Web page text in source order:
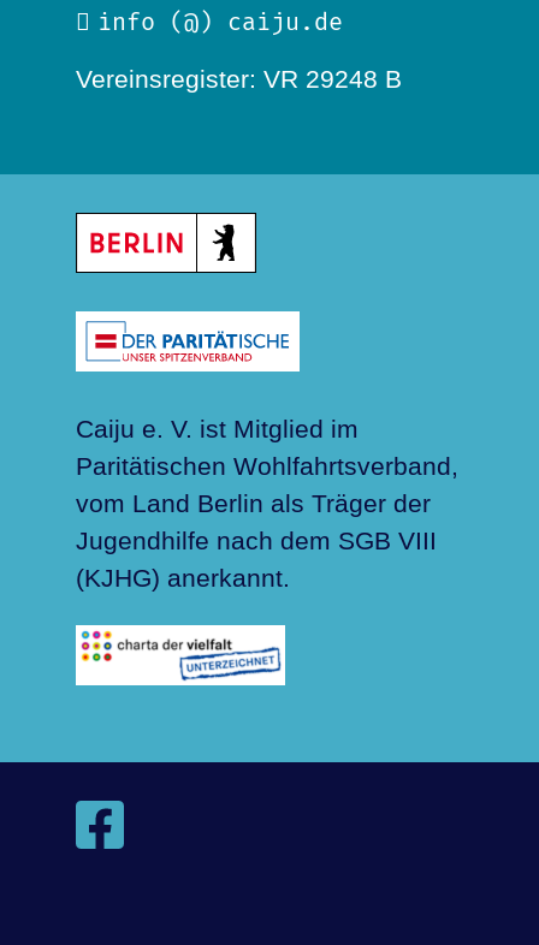
info (@) caiju.de
Vereinsregister: VR 29248 B
Caiju e. V. ist Mitglied im
Paritätischen Wohlfahrtsverband,
vom Land Berlin als Träger der
Jugendhilfe nach dem SGB VIII
(KJHG) anerkannt.